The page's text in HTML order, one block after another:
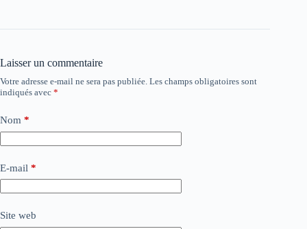
Laisser un commentaire
Votre adresse e-mail ne sera pas publiée. Les champs obligatoires sont
indiqués avec *
Nom *
E-mail *
Site web